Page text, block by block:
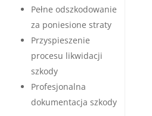
Pełne odszkodowanie
za poniesione straty
Przyspieszenie
procesu likwidacji
szkody
Profesjonalna
dokumentacja szkody